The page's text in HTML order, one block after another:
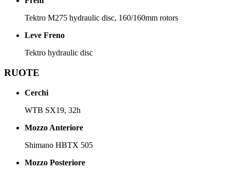
Tektro M275 hydraulic disc, 160/160mm rotors
Leve Freno
Tektro hydraulic disc
RUOTE
Cerchi
WTB SX19, 32h
Mozzo Anteriore
Shimano HBTX 505
Mozzo Posteriore